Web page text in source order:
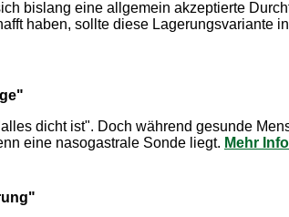
bislang eine allgemein akzeptierte
haben, sollte diese Lagerungsvariante
dicht ist". Doch während gesunde
eine nasogastrale Sonde liegt. Mehr